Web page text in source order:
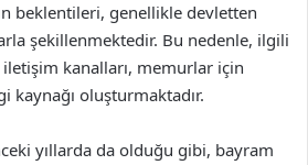
beklentileri, genellikle devletten
şekillenmektedir. Bu nedenle, ilgili
kanalları, memurlar için
oluşturmaktadır.
yıllarda da olduğu gibi, bayram